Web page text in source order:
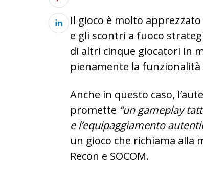
Il gioco è molto
e gli scontri a fuoco
di altri cinque giocatori in
pienamente la
Anche in questo caso,
promette “un gameplay
e l’equipaggiamento
un gioco che richiama alla
Recon e SOCOM.